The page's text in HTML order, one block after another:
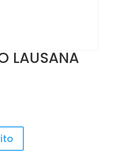
LAUSANA